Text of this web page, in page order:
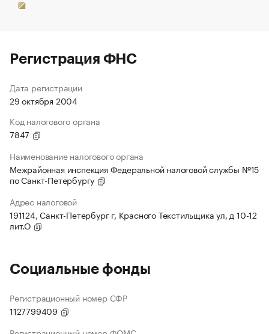
Регистрация ФНС
Дата регистрации
29 октября 2004
Код налогового органа
7847
Наименование налогового органа
Межрайонная инспекция Федеральной налоговой службы №15
по Санкт-Петербургу
Адрес налоговой
191124, Санкт-Петербург г, Красного Текстильщика ул, д 10-12
лит.О
Социальные фонды
Регистрационный номер СФР
1127799409